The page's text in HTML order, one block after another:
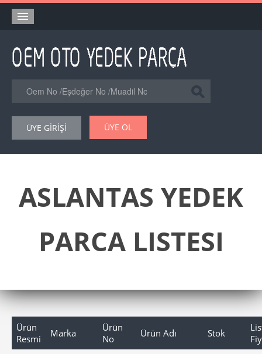
Orjinal Yedek Parça
Eşdeğer Muadil Yedek Parça
Şase Numarası VIN Yedekparça Sorgulama
Hakkımızda
Forum
ÜYE GİRİŞİ ÜYE OL
ASLANTAS YEDEK
PARCA LISTESI
Ürün
Resmi
Marka
Ürün
No
Ürün Adı Stok